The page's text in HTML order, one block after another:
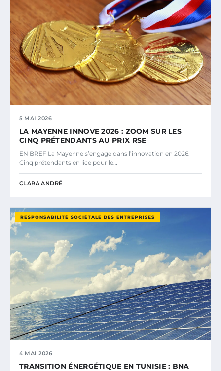
5 MAI 2026
LA MAYENNE INNOVE 2026 : ZOOM SUR LES
CINQ PRÉTENDANTS AU PRIX RSE
EN BREF La Mayenne s’engage dans l’innovation en 2026.
Cinq prétendants en lice pour le…
CLARA ANDRÉ
RESPONSABILITÉ SOCIÉTALE DES ENTREPRISES
4 MAI 2026
TRANSITION ÉNERGÉTIQUE EN TUNISIE : BNA